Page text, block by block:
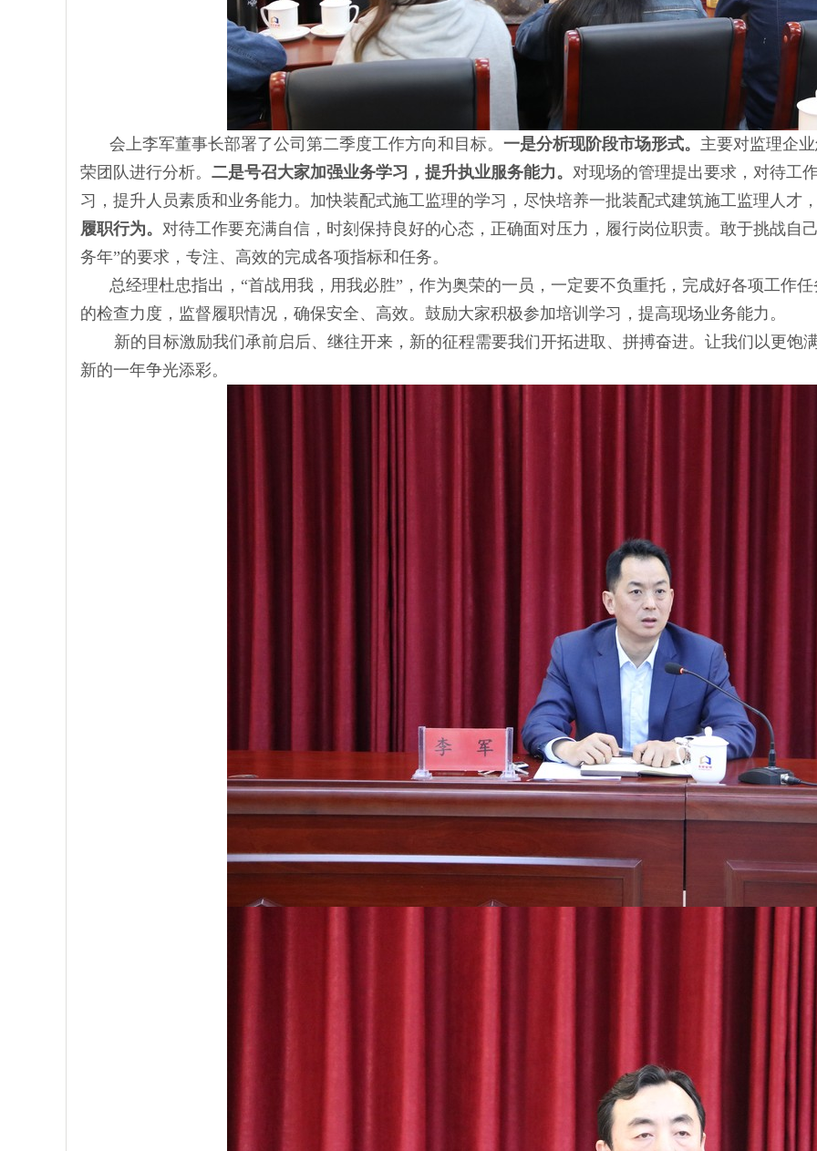
会上李军董事长部署了公司第二季度工作方向和目标。 一是分析现阶段市场形式。 主要对监理企
荣团队进行分析。 二是号召大家加强业务学习，提升执业服务能力。 对现场的管理提出要求，对待工
习，提升人员素质和业务能力。加快装配式施工监理的学习，尽快培养一批装配式建筑施工监理人才
履职行为。 对待工作要充满自信，时刻保持良好的心态，正确面对压力，履行岗位职责。敢于挑战自
务年”的要求，专注、高效的完成各项指标和任务。
总经理杜忠指出，“首战用我，用我必胜”，作为奥荣的一员，一定要不负重托，完成好各项工作
的检查力度，监督履职情况，确保安全、高效。鼓励大家积极参加培训学习，提高现场业务能力。
新的目标激励我们承前启后、继往开来，新的征程需要我们开拓进取、拼搏奋进。让我们以更饱
新的一年争光添彩。